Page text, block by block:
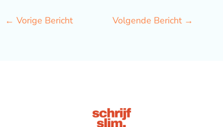
← Vorige Bericht Volgende Bericht →